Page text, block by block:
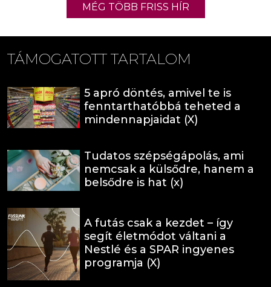
MÉG TÖBB FRISS HÍR
TÁMOGATOTT TARTALOM
5 apró döntés, amivel te is
fenntarthatóbbá teheted a
mindennapjaidat (X)
Tudatos szépségápolás, ami
nemcsak a külsődre, hanem a
belsődre is hat (x)
A futás csak a kezdet – így
segít életmódot váltani a
Nestlé és a SPAR ingyenes
programja (X)